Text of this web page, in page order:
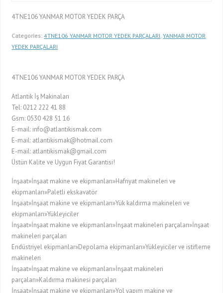
4TNE106 YANMAR MOTOR YEDEK PARÇA
Categories: 4TNE106 YANMAR MOTOR YEDEK PARÇALARI ,YANMAR MOTOR
YEDEK PARÇALARI
4TNE106 YANMAR MOTOR YEDEK PARÇA
Atlantik İş Makinaları
Tel: 0212 222 41 88
Gsm: 0530 428 51 16
E-mail: info@atlantikismak.com
E-mail: atlantikismak@hotmail.com
E-mail: atlantikismak@gmail.com
Üstün Kalite ve Uygun Fiyat Garantisi!
İnşaat»İnşaat makine ve ekipmanları»Hafriyat makineleri ve
ekipmanları»Paletli ekskavatör
İnşaat»İnşaat makine ve ekipmanları»Yük kaldırma makineleri ve
ekipmanları»Yükleyiciler
İnşaat»İnşaat makine ve ekipmanları»İnşaat makineleri parçaları»İnşaat
makineleri parçaları
Endüstriyel ekipmanlar»Depolama ekipmanları»Yükleyiciler ve istifleme
makineleri
İnşaat»İnşaat makine ve ekipmanları»İnşaat makineleri
parçaları»Kaldırma makinesi parçaları
İnşaat»İnşaat makine ve ekipmanları»Yol yapım makine ve